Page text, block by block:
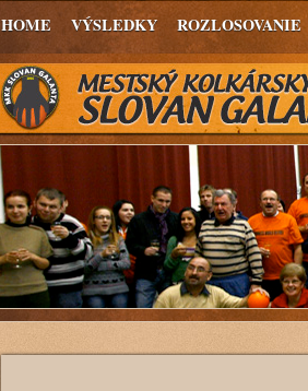
HOME VÝSLEDKY ROZLOSOVANIE